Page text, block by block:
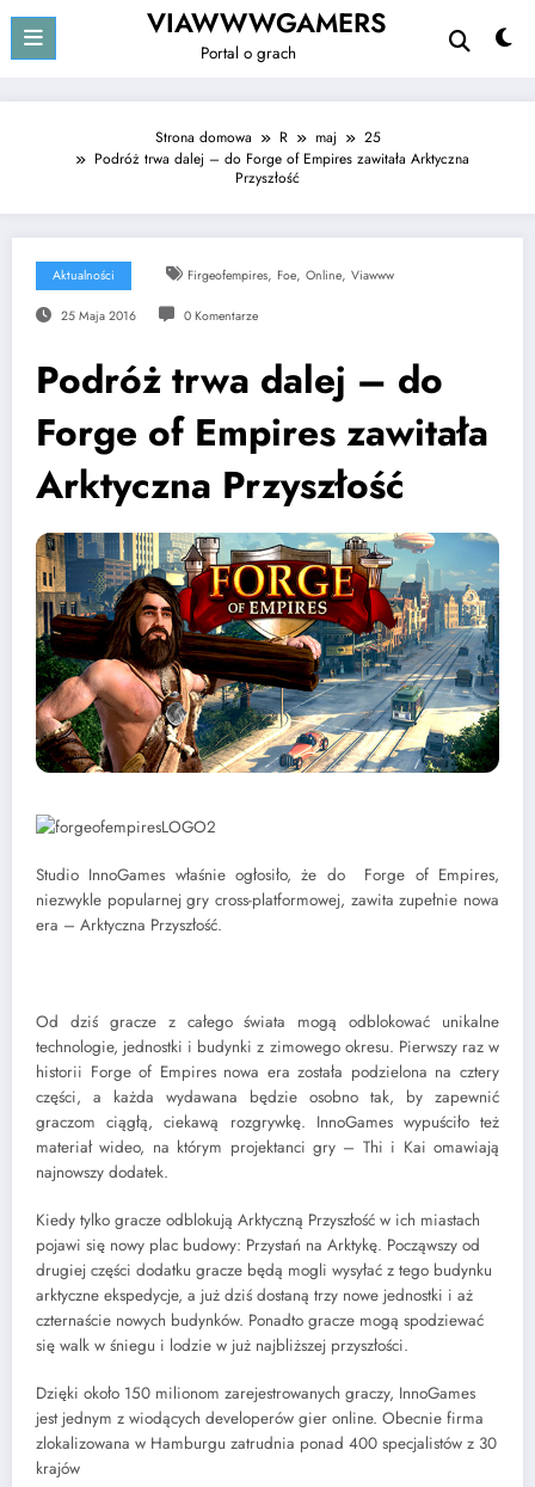
treści
VIAWWWGAMERS
Portal o grach
Strona domowa R maj
25
Podróż trwa dalej – do Forge of Empires zawitała Arktyczna
Przyszłość
Aktualności Firgeofempires, Foe, Online, Viawww
25 Maja 2016 0 Komentarze
Podróż trwa dalej – do
Forge of Empires zawitała
Arktyczna Przyszłość
Studio InnoGames właśnie ogłosiło, że do Forge of Empires,
niezwykle popularnej gry cross-platformowej, zawita zupełnie nowa
era – Arktyczna Przyszłość.
Od dziś gracze z całego świata mogą odblokować unikalne
technologie, jednostki i budynki z zimowego okresu. Pierwszy raz w
historii Forge of Empires nowa era została podzielona na cztery
części, a każda wydawana będzie osobno tak, by zapewnić
graczom ciągłą, ciekawą rozgrywkę. InnoGames wypuściło też
materiał wideo, na którym projektanci gry – Thi i Kai omawiają
najnowszy dodatek.
Kiedy tylko gracze odblokują Arktyczną Przyszłość w ich miastach
pojawi się nowy plac budowy: Przystań na Arktykę. Począwszy od
drugiej części dodatku gracze będą mogli wysyłać z tego budynku
arktyczne ekspedycje, a już dziś dostaną trzy nowe jednostki i aż
czternaście nowych budynków. Ponadto gracze mogą spodziewać
się walk w śniegu i lodzie w już najbliższej przyszłości.
Dzięki około 150 milionom zarejestrowanych graczy, InnoGames
jest jednym z wiodących developerów gier online. Obecnie firma
zlokalizowana w Hamburgu zatrudnia ponad 400 specjalistów z 30
krajów